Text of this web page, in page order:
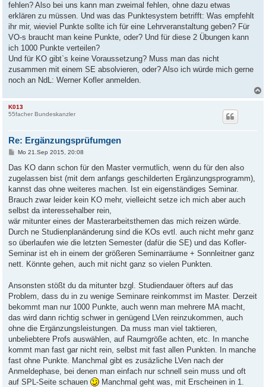
fehlen? Also bei uns kann man zweimal fehlen, ohne dazu etwas
erklären zu müssen. Und was das Punktesystem betrifft: Was empfehlt
ihr mir, wieviel Punkte sollte ich für eine Lehrveranstaltung geben? Für
VO-s braucht man keine Punkte, oder? Und für diese 2 Übungen kann
ich 1000 Punkte verteilen?
Und für KO gibt`s keine Voraussetzung? Muss man das nicht
zusammen mit einem SE absolvieren, oder? Also ich würde mich gerne
noch an NdL: Werner Kofler anmelden.
K013
55facher Bundeskanzler
Re: Ergänzungsprüfumgen
B
i
r
a
Mo 21.Sep 2015, 20:08
Das KO dann schon für den Master vermutlich, wenn du für den also
zugelassen bist (mit dem anfangs geschilderten Ergänzungsprogramm),
kannst das ohne weiteres machen. Ist ein eigenständiges Seminar.
Brauch zwar leider kein KO mehr, vielleicht setze ich mich aber auch
selbst da interessehalber rein,
wär mitunter eines der Masterarbeitsthemen das mich reizen würde.
Durch ne Studienplanänderung sind die KOs evtl. auch nicht mehr ganz
so überlaufen wie die letzten Semester (dafür die SE) und das Kofler-
Seminar ist eh in einem der größeren Seminarräume + Sonnleitner ganz
nett. Könnte gehen, auch mit nicht ganz so vielen Punkten.
Ansonsten stößt du da mitunter bzgl. Studiendauer öfters auf das
Problem, dass du in zu wenige Seminare reinkommst im Master. Derzeit
bekommt man nur 1000 Punkte, auch wenn man mehrere MA macht,
das wird dann richtig schwer in genügend LVen reinzukommen, auch
ohne die Ergänzungsleistungen. Da muss man viel taktieren,
unbeliebtere Profs auswählen, auf Raumgröße achten, etc. In manche
kommt man fast gar nicht rein, selbst mit fast allen Punkten. In manche
fast ohne Punkte. Manchmal gibt es zusäzliche LVen nach der
Anmeldephase, bei denen man einfach nur schnell sein muss und oft
auf SPL-Seite schauen
Manchmal geht was, mit Erscheinen in 1.